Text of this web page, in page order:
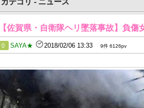
【佐賀県・自衛隊ヘリ墜落事故】負
0 SAYA★ 2018/02/06 13:33 9件 6126pv